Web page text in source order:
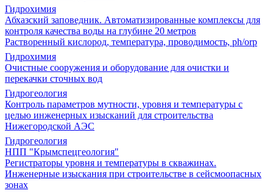
Гидрохимия
Абхазский заповедник. Автоматизированные комплексы для
контроля качества воды на глубине 20 метров
Растворенный кислород, температура, проводимость, ph/orp
Гидрохимия
Очистные сооружения и оборудование для очистки и
перекачки сточных вод
Гидрогеология
Контроль параметров мутности, уровня и температуры с
целью инженерных изысканий для строительства
Нижегородской АЭС
Гидрогеология
НПП "Крымспецгеология"
Регистраторы уровня и температуры в скважинах.
Инженерные изыскания при строительстве в сейсмоопасных
зонах